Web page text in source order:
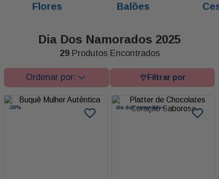
Flores Balões
Dia Dos Namorados 2025
29 Produtos Encontrados
-30% dia dos namorados